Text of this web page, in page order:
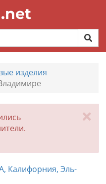
изделия
Калифорния, Эль-